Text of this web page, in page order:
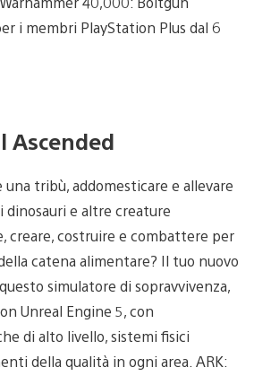
i membri PlayStation Plus dal 6
Ascended
tribù, addomesticare e allevare
dinosauri e altre creature
creare, costruire e combattere per
catena alimentare? Il tuo nuovo
simulatore di sopravvivenza,
Unreal Engine 5, con
di alto livello, sistemi fisici
della qualità in ogni area. ARK: